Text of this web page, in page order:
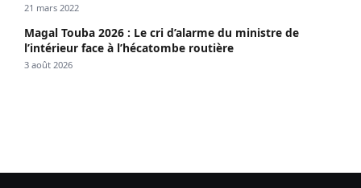
21 mars 2022
Magal Touba 2026 : Le cri d’alarme du ministre de
l’intérieur face à l’hécatombe routière
3 août 2026